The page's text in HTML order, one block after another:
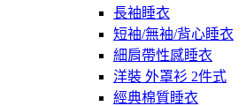
長袖睡衣
短袖/無袖/背心睡衣
細肩帶性感睡衣
洋裝 外罩衫 2件式
經典棉質睡衣